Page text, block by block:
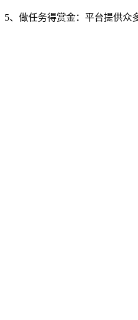
5、做任务得赏金：平台提供众